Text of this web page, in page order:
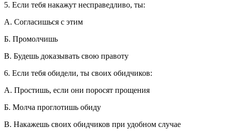
5. Если тебя накажут несправедливо, ты:
А. Согласишься с этим
Б. Промолчишь
В. Будешь доказывать свою правоту
6. Если тебя обидели, ты своих обидчиков:
А. Простишь, если они поросят прощения
Б. Молча проглотишь обиду
В. Накажешь своих обидчиков при удобном случае